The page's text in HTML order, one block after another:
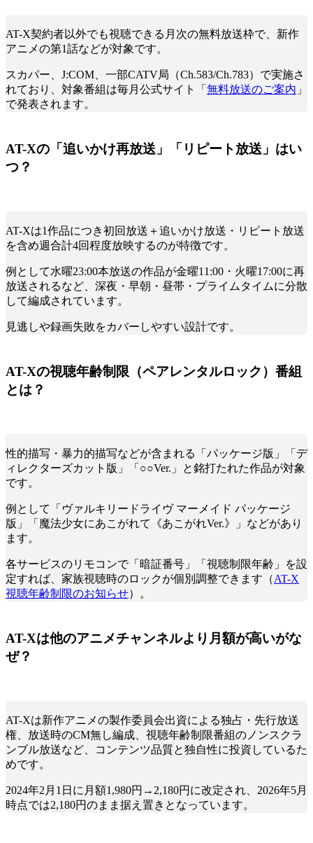
AT-X契約者以外でも視聴できる月次の無料放送枠で、新作
アニメの第1話などが対象です。
スカパー、J:COM、一部CATV局（Ch.583/Ch.783）で実施さ
れており、対象番組は毎月公式サイト「 無料放送のご案内 」
で発表されます。
AT-Xの「追いかけ再放送」「リピート放送」はい
つ？
AT-Xは1作品につき初回放送＋追いかけ放送・リピート放送
を含め週合計4回程度放映するのが特徴です。
例として水曜23:00本放送の作品が金曜11:00・火曜17:00に再
放送されるなど、深夜・早朝・昼帯・プライムタイムに分散
して編成されています。
見逃しや録画失敗をカバーしやすい設計です。
AT-Xの視聴年齢制限（ペアレンタルロック）番組
とは？
性的描写・暴力的描写などが含まれる「パッケージ版」「デ
ィレクターズカット版」「○○Ver.」と銘打たれた作品が対象
です。
例として「ヴァルキリードライヴ マーメイド パッケージ
版」「魔法少女にあこがれて《あこがれVer.》」などがあり
ます。
各サービスのリモコンで「暗証番号」「視聴制限年齢」を設
定すれば、家族視聴時のロックが個別調整できます（AT-X
視聴年齢制限のお知らせ）。
AT-Xは他のアニメチャンネルより月額が高いがな
ぜ？
AT-Xは新作アニメの製作委員会出資による独占・先行放送
権、放送時のCM無し編成、視聴年齢制限番組のノンスクラ
ンブル放送など、コンテンツ品質と独自性に投資しているた
めです。
2024年2月1日に月額1,980円→2,180円に改定され、2026年5月
時点では2,180円のまま据え置きとなっています。